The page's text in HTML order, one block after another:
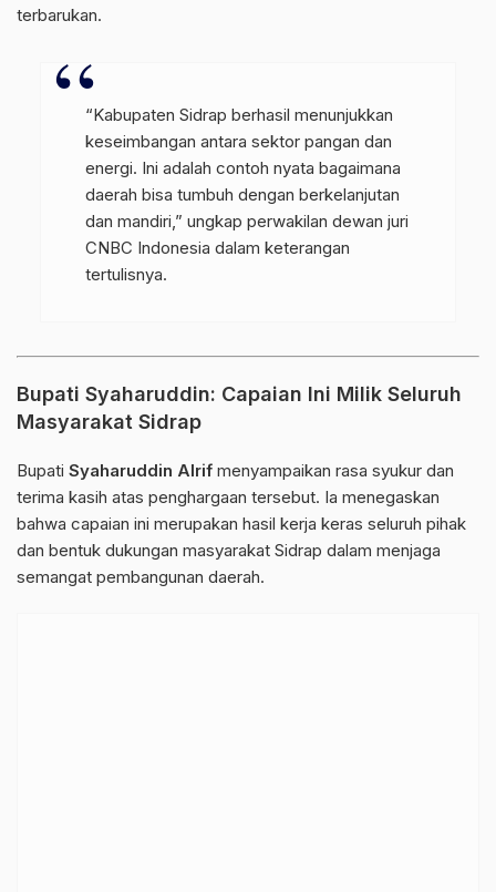
terbarukan.
“Kabupaten Sidrap berhasil menunjukkan
keseimbangan antara sektor pangan dan
energi. Ini adalah contoh nyata bagaimana
daerah bisa tumbuh dengan berkelanjutan
dan mandiri,” ungkap perwakilan dewan juri
CNBC Indonesia dalam keterangan
tertulisnya.
Bupati Syaharuddin: Capaian Ini Milik Seluruh
Masyarakat Sidrap
Bupati Syaharuddin Alrif menyampaikan rasa syukur dan
terima kasih atas penghargaan tersebut. Ia menegaskan
bahwa capaian ini merupakan hasil kerja keras seluruh pihak
dan bentuk dukungan masyarakat Sidrap dalam menjaga
semangat pembangunan daerah.